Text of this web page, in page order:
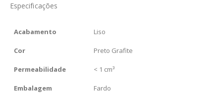
Especificações
Acabamento Liso
Cor Preto Grafite
Permeabilidade < 1 cm³
Embalagem Fardo